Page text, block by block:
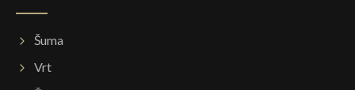
Šuma
Vrt